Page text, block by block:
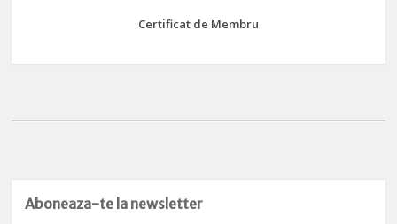
Certificat de Membru
Aboneaza-te la newsletter